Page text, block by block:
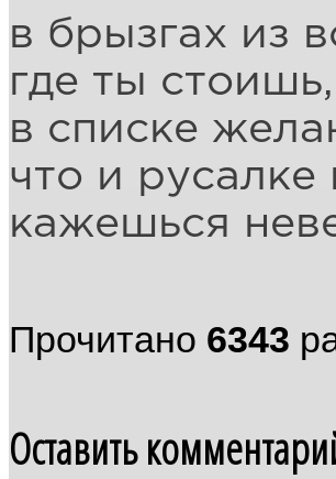
в брызгах из
где ты
в списке
что и
кажешься
Прочитано 6343
Оставить